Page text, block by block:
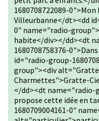
1680708722089-
Villeurbanne</dt><dd
0" name="radio-
habite</div></dd><dt
1680708758376-
id="radio-group-
group"><div
Charmettes">Gratte-
</dd><dt name="radio-
propose cette idée en
1680709004161-0"